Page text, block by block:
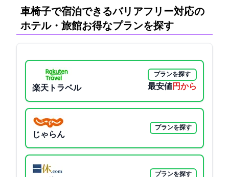
車椅子で宿泊できるバリアフリー対応の
ホテル・旅館:お得なプランを探す
楽天トラベル
プランを探す
最安値2300円から
じゃらん
プランを探す
プランを探す